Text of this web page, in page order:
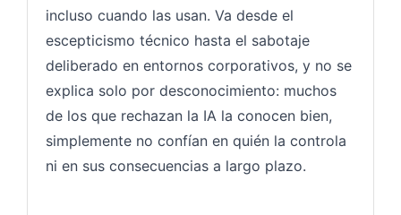
incluso cuando las usan. Va desde el
escepticismo técnico hasta el sabotaje
deliberado en entornos corporativos, y no se
explica solo por desconocimiento: muchos
de los que rechazan la IA la conocen bien,
simplemente no confían en quién la controla
ni en sus consecuencias a largo plazo.